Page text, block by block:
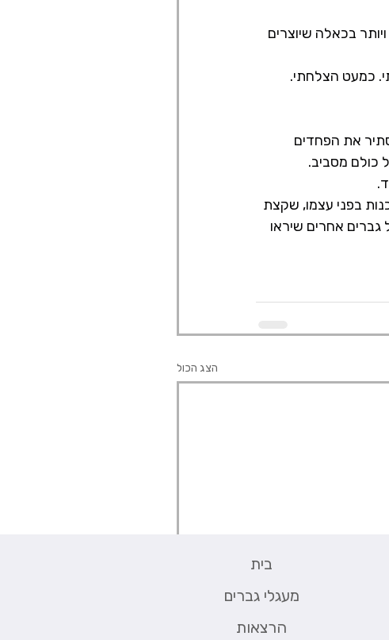
בכאלה שיוצרים
את הפחדים
כולם מסביב.
בפני עצמו, שקצת
אחרים שיראו
הצג הכול
בית
מעגלי גברים
הרצאות